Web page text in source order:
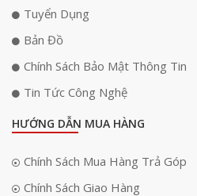
Tuyển Dụng
Bản Đồ
Chính Sách Bảo Mật Thông Tin
Tin Tức Công Nghệ
HƯỚNG DẪN MUA HÀNG
Chính Sách Mua Hàng Trả Góp
Chính Sách Giao Hàng